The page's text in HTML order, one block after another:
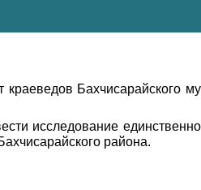
Бахчисарайского
исследование
района.